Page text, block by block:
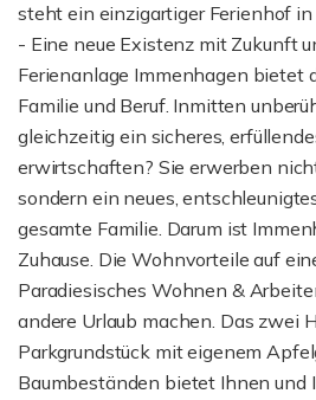
steht ein einzigartiger Ferienhof
- Eine neue Existenz mit Zukunft
Ferienanlage Immenhagen bietet
Familie und Beruf. Inmitten
gleichzeitig ein sicheres,
erwirtschaften? Sie erwerben
sondern ein neues,
gesamte Familie. Darum ist
Zuhause. Die Wohnvorteile auf
Paradiesisches Wohnen &
andere Urlaub machen. Das zwei
Parkgrundstück mit eigenem
Baumbeständen bietet Ihnen und